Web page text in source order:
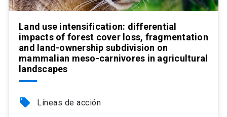
Land use intensification: differential
impacts of forest cover loss, fragmentation
and land-ownership subdivision on
mammalian meso-carnivores in agricultural
landscapes
local_offer Líneas de acción